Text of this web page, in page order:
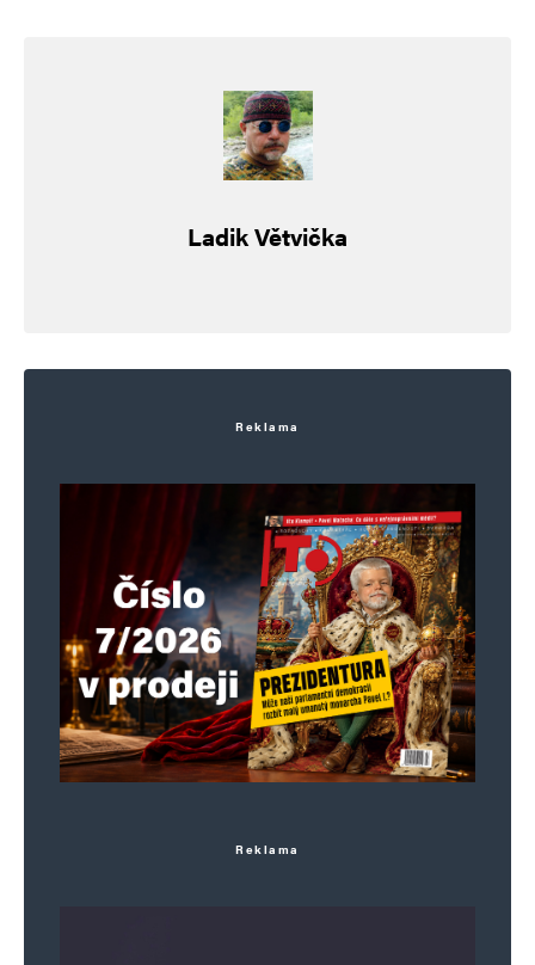
Jan Liškař
21. 12. 2023 (11:23)
a nastrčíme za Nás nějaké blbečky.
Realista
použiji výraz Karla Kryla, nebudeme rýt držkou
v zemi a nevzbudíme se. A až to skončí, budeme
rýt dál, potože tu spoušť už nikdo nenapraví.
Odpovědět
Napsat komentář
Vaše e-mailová adresa nebude zveřejněna.Vyžadované informace jsou
označeny*
Ladik Větvička
Reklama
Reklama